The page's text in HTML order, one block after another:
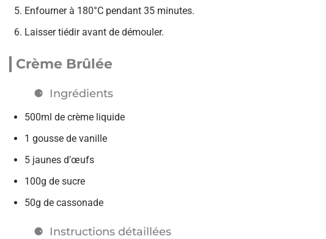
Enfourner à 180°C pendant 35 minutes.
Laisser tiédir avant de démouler.
Crème Brûlée
Ingrédients
500ml de crème liquide
1 gousse de vanille
5 jaunes d’œufs
100g de sucre
50g de cassonade
Instructions détaillées